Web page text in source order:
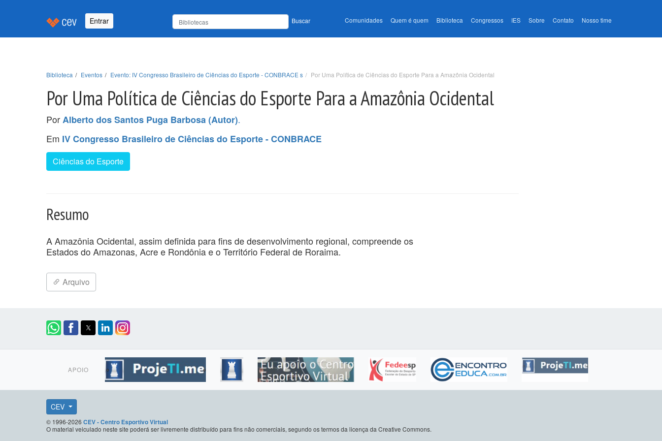
Entrar Buscar Comunidades Quem é quem Biblioteca Congressos IES Sobre Contato Nosso time
Biblioteca Eventos Evento: IV Congresso Brasileiro de Ciências do Esporte - CONBRACE s Por Uma Política de Ciências do Esporte Para a Amazônia Ocidental
Por Uma Política de Ciências do Esporte Para a Amazônia Ocidental
PorAlberto dos Santos Puga Barbosa (Autor).
Em IV Congresso Brasileiro de Ciências do Esporte - CONBRACE
Ciências do Esporte
Resumo
A Amazônia Ocidental, assim definida para fins de desenvolvimento regional, compreende os
Estados do Amazonas, Acre e Rondônia e o Território Federal de Roraima.
Arquivo
APOIO
CEV
© 1996-2026 CEV - Centro Esportivo Virtual
O material veiculado neste site poderá ser livremente distribuído para fins não comerciais, segundo os termos da licença da Creative Commons.